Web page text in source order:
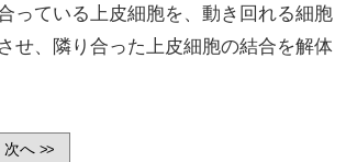
っている上皮細胞を、動き回れる細胞
せ、隣り合った上皮細胞の結合を解体
次へ >>